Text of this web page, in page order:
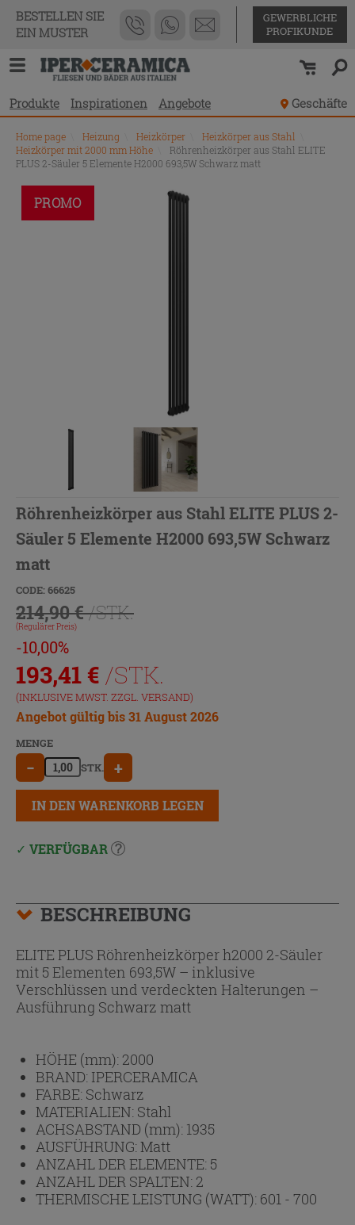
BESTELLEN SIE
EIN MUSTER
GEWERBLICHE
PROFIKUNDE
Produkte Inspirationen Angebote Geschäfte
Home page Heizung Heizkörper Heizkörper aus Stahl
Heizkörper mit 2000 mm Höhe
Röhrenheizkörper aus Stahl ELITE
PLUS 2-Säuler 5 Elemente H2000 693,5W Schwarz matt
PROMO
Röhrenheizkörper aus Stahl ELITE PLUS 2-
Säuler 5 Elemente H2000 693,5W Schwarz
matt
CODE: 66625
214,90 €/STK.
(Regulärer Preis)
-10,00%
193,41 € /STK.
(INKLUSIVE MWST. ZZGL. VERSAND)
Angebot gültig bis 31 August 2026
MENGE
− STK. +
IN DEN WARENKORB LEGEN
VERFÜGBAR
BESCHREIBUNG
ELITE PLUS Röhrenheizkörper h2000 2-Säuler
mit 5 Elementen 693,5W – inklusive
Verschlüssen und verdeckten Halterungen –
Ausführung Schwarz matt
HÖHE (mm): 2000
BRAND: IPERCERAMICA
FARBE: Schwarz
MATERIALIEN: Stahl
ACHSABSTAND (mm): 1935
AUSFÜHRUNG:Matt
ANZAHL DER ELEMENTE: 5
ANZAHL DER SPALTEN: 2
THERMISCHE LEISTUNG (WATT): 601 - 700